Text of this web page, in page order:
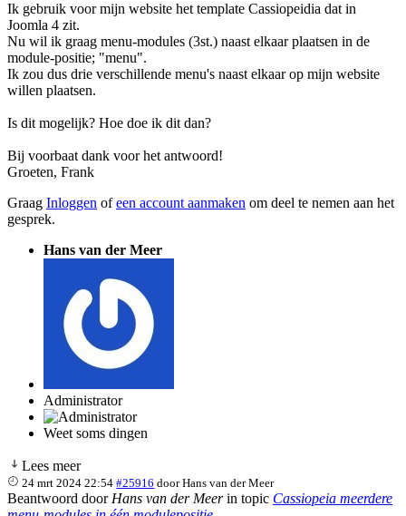
Ik gebruik voor mijn website het template Cassiopeidia dat in
Joomla 4 zit.
Nu wil ik graag menu-modules (3st.) naast elkaar plaatsen in de
module-positie; "menu".
Ik zou dus drie verschillende menu's naast elkaar op mijn website
willen plaatsen.
Is dit mogelijk? Hoe doe ik dit dan?
Bij voorbaat dank voor het antwoord!
Groeten, Frank
Graag Inloggen ofeen account aanmaken om deel te nemen aan het
gesprek.
Hans van der Meer
Administrator
Weet soms dingen
Lees meer
24 mrt 2024 22:54 #25916 doorHans van der Meer
Beantwoord door Hans van der Meerin topic Cassiopeia meerdere